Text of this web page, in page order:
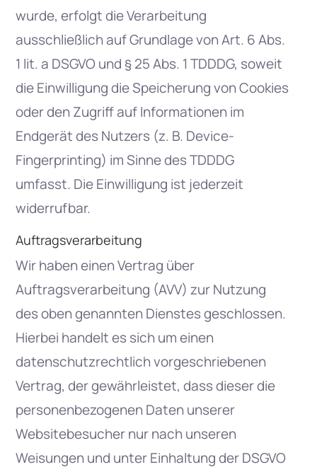
wurde, erfolgt die Verarbeitung
ausschließlich auf Grundlage von Art. 6 Abs.
1 lit. a DSGVO und § 25 Abs. 1 TDDDG, soweit
die Einwilligung die Speicherung von Cookies
oder den Zugriff auf Informationen im
Endgerät des Nutzers (z. B. Device-
Fingerprinting) im Sinne des TDDDG
umfasst. Die Einwilligung ist jederzeit
widerrufbar.
Auftragsverarbeitung
Wir haben einen Vertrag über
Auftragsverarbeitung (AVV) zur Nutzung
des oben genannten Dienstes geschlossen.
Hierbei handelt es sich um einen
datenschutzrechtlich vorgeschriebenen
Vertrag, der gewährleistet, dass dieser die
personenbezogenen Daten unserer
Websitebesucher nur nach unseren
Weisungen und unter Einhaltung der DSGVO